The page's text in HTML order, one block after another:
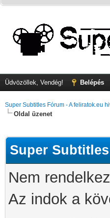
Üdvözöllek, Vendég! Belépés
Super Subtitles Fórum - A feliratok.eu
Oldal üzenet
Super
Nem
Az indok a